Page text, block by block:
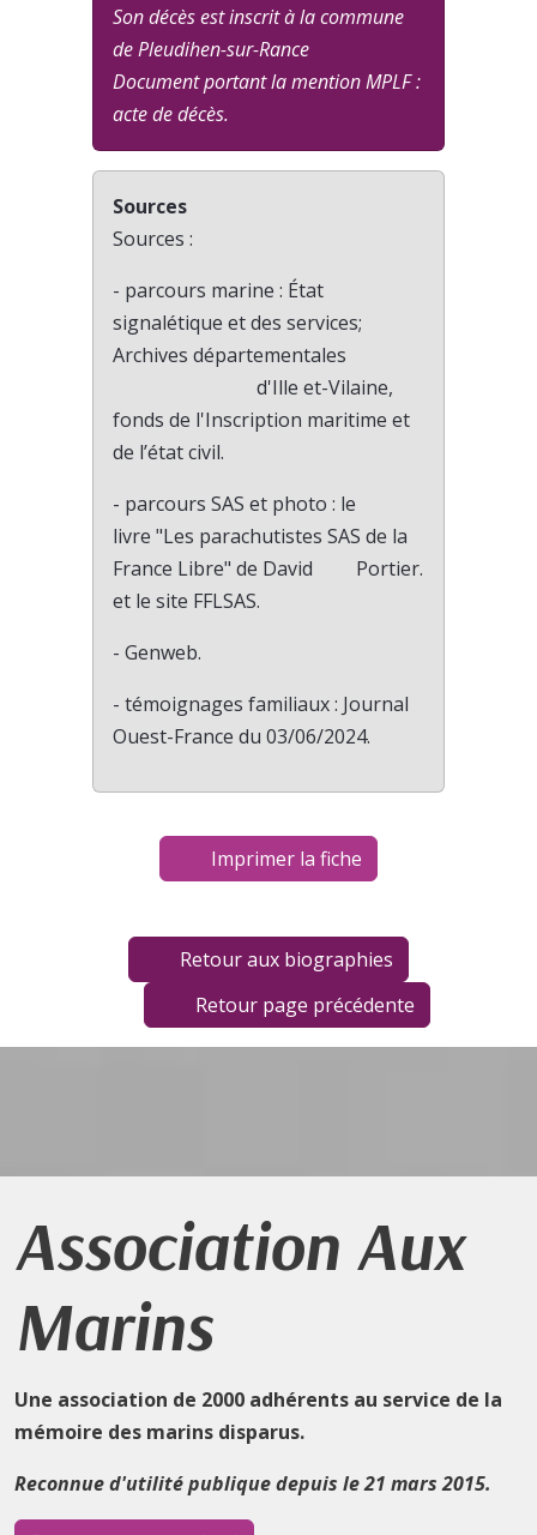
Son décès est inscrit à la commune
de Pleudihen-sur-Rance
Document portant la mention MPLF :
acte de décès.
Sources
Sources :
- parcours marine : État
signalétique et des services;
Archives départementales
d'Ille et-Vilaine,
fonds de l'Inscription maritime et
de l’état civil.
- parcours SAS et photo : le
livre "Les parachutistes SAS de la
France Libre" de David Portier.
et le site FFLSAS.
- Genweb.
- témoignages familiaux : Journal
Ouest-France du 03/06/2024.
Imprimer la fiche
Retour aux biographies
Retour page précédente
Association Aux
Marins
Une association de 2000 adhérents au service de la
mémoire des marins disparus.
Reconnue d'utilité publique depuis le 21 mars 2015.